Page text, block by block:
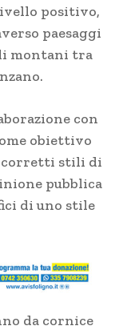
positivo,
paesaggi
montani tra
con
obiettivo
corretti stili di
pubblica
di uno stile
da cornice